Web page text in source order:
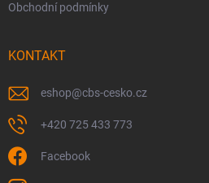
Obchodní podmínky
KONTAKT
eshop@cbs-cesko.cz
+420 725 433 773
Facebook